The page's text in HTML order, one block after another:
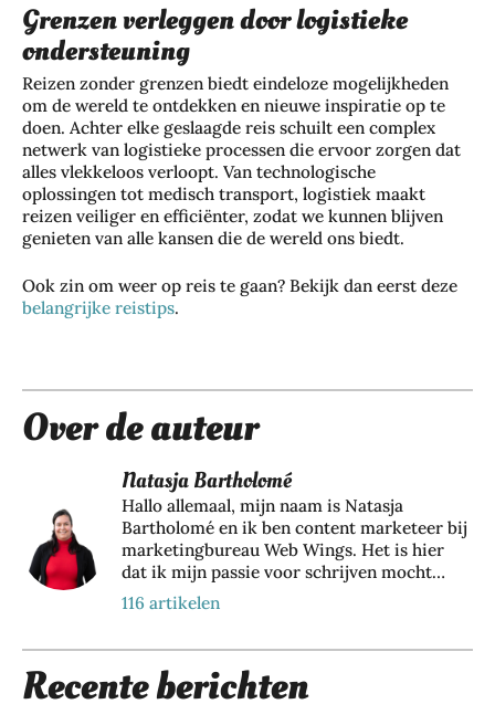
Grenzen verleggen door logistieke
ondersteuning
Reizen zonder grenzen biedt eindeloze mogelijkheden
om de wereld te ontdekken en nieuwe inspiratie op te
doen. Achter elke geslaagde reis schuilt een complex
netwerk van logistieke processen die ervoor zorgen dat
alles vlekkeloos verloopt. Van technologische
oplossingen tot medisch transport, logistiek maakt
reizen veiliger en efficiënter, zodat we kunnen blijven
genieten van alle kansen die de wereld ons biedt.
Ook zin om weer op reis te gaan? Bekijk dan eerst deze
belangrijke reistips.
Over de auteur
Natasja Bartholomé
Hallo allemaal, mijn naam is Natasja
Bartholomé en ik ben content marketeer bij
marketingbureau Web Wings. Het is hier
dat ik mijn passie voor schrijven mocht
gaan inzetten voor Paradijsvogels Magazine,
aangezien ik graag mijn ervaringen van
ook groot fan van dansen, boeken en
116 artikelen
Recente berichten